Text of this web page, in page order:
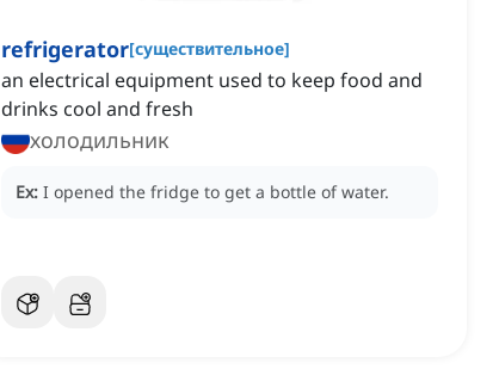
refrigerator[существительное]
an electrical equipment used to keep food and
drinks cool and fresh
холодильник
Ex: I opened the fridge to get a bottle of water.